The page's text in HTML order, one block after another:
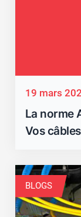
19 mars
La norme
Vos
BLOGS